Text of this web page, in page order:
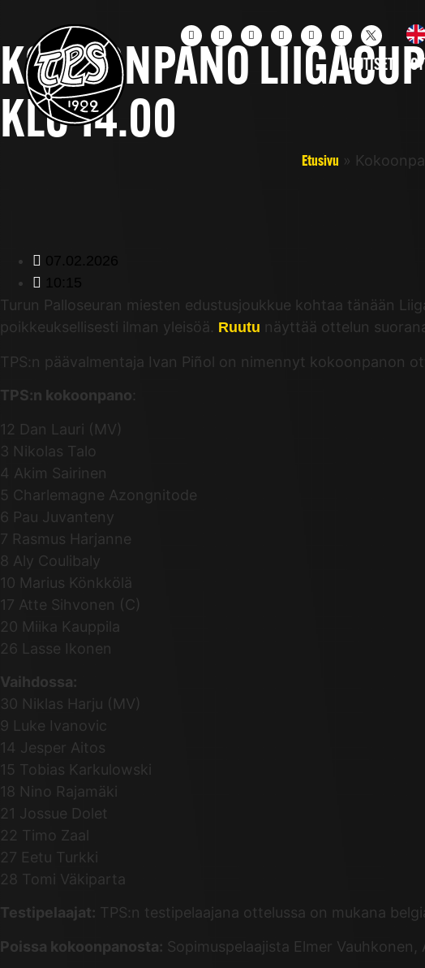
UUTISET
KOKOONPANO
KLO 14.00
Etusivu »
07.02.2026
Turun Palloseuran miesten edustusjoukkue kohtaa tänään
poikkeuksellisesti ilman yleisöä. Ruutu näyttää ottelun
TPS:n päävalmentaja Ivan Piñol on nimennyt kokoonpanon
TPS:n kokoonpano:
12 Dan Lauri (MV)
3 Nikolas Talo
4 Akim Sairinen
5 Charlemagne Azongnitode
6 Pau Juvanteny
7 Rasmus Harjanne
8 Aly Coulibaly
10 Marius Könkkölä
17 Atte Sihvonen (C)
20 Miika Kauppila
26 Lasse Ikonen
Vaihdossa:
30 Niklas Harju (MV)
9 Luke Ivanovic
14 Jesper Aitos
15 Tobias Karkulowski
18 Nino Rajamäki
21 Jossue Dolet
22 Timo Zaal
27 Eetu Turkki
28 Tomi Väkiparta
Testipelaajat: TPS:n testipelaajana ottelussa on mukana
Poissa kokoonpanosta: Sopimuspelaajista Elmer